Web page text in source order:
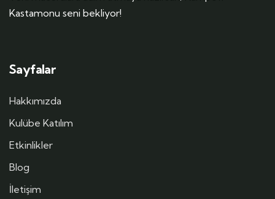
Kastamonu seni bekliyor!
Sayfalar
Hakkımızda
Kulübe Katılım
Etkinlikler
Blog
İletişim